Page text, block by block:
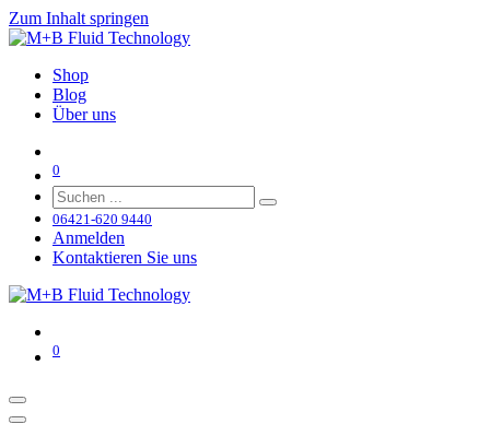
Zum Inhalt springen
Shop
Blog
Über uns
0
06421-620 9440
Anmelden
Kontaktieren Sie uns
0